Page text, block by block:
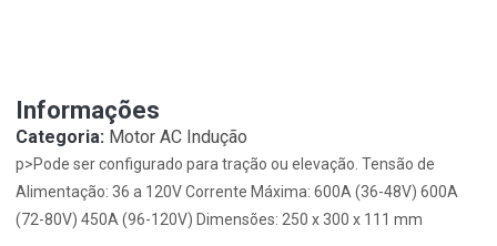
Informações
Categoria: Motor AC Indução
p>Pode ser configurado para tração ou elevação. Tensão de
Alimentação: 36 a 120V Corrente Máxima: 600A (36-48V) 600A
(72-80V) 450A (96-120V) Dimensões: 250 x 300 x 111 mm